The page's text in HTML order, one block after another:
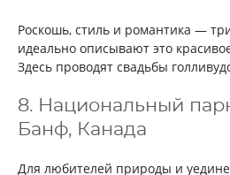
Роскошь, стиль и романтика —
идеально описывают это
Здесь проводят свадьбы
8. Национальный
Банф, Канада
Для любителей природы и